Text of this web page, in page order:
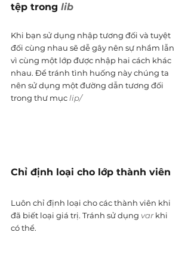
tệp trong lib
Khi bạn sử dụng nhập tương đối và tuyệt
đối cùng nhau sẽ dễ gây nên sự nhầm lẫn
vì cùng một lớp được nhập hai cách khác
nhau. Để tránh tình huống này chúng ta
nên sử dụng một đường dẫn tương đối
trong thư mục lip/
Chỉ định loại cho lớp thành viên
Luôn chỉ định loại cho các thành viên khi
đã biết loại giá trị. Tránh sử dụng var khi
có thể.